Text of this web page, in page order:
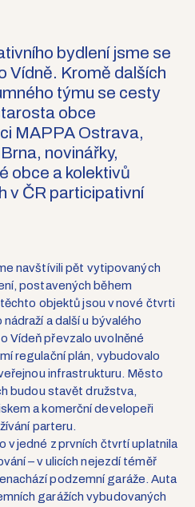
bydlení jsme se
Vídně. Kromě dalších
týmu se cesty
obce
MAPPA Ostrava,
novinářky,
obce a kolektivů
v ČR participativní
navštívili pět vytipovaných
postavených během
objektů jsou v nové čtvrti
a další u bývalého
Vídeň převzalo uvolněné
regulační plán, vybudovalo
infrastrukturu. Město
budou stavět družstva,
a komerční developeři
parteru.
v jedné z prvních čtvrtí uplatnila
– v ulicích nejezdí téměř
podzemní garáže. Auta
garážích vybudovaných